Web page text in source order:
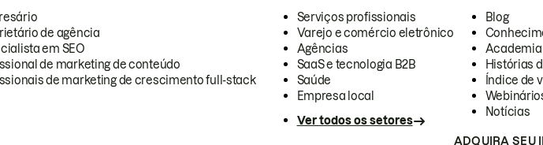
de agência
em SEO
de marketing de conteúdo
de marketing de crescimento full-stack
Serviços profissionais
Varejo e comércio eletrônico
Agências
SaaS e tecnologia B2B
Saúde
Empresa local
Ver todos os setores
Blog
Academia
Histórias
Índice de
Notícias
ADQUIRA SEU